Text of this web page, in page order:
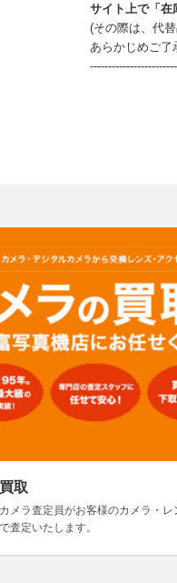
サイト上で「在
(その際は、代
あらかじめご了
取
メラ査定員がお客様のカメラ・
査定いたします。